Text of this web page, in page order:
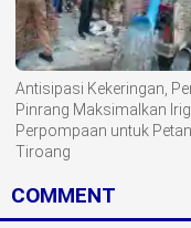
Antisipasi Kekeringan,
Pinrang Maksimalkan
Perpompaan untuk
Tiroang
COMMENT